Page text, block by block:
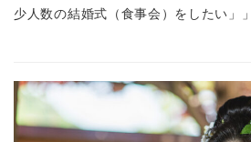
少人数の結婚式（食事会）をしたい